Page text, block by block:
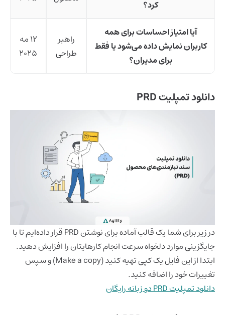
کرد؟
آیا امتیاز احساسات برای همه
کاربران نمایش داده می‌شود یا فقط
برای مدیران؟
راهبر
طراحی
۱۲ مه
۲۰۲۵
دانلود تمپلیت PRD
در زیر برای شما یک قالب آماده برای نوشتن PRD قرار داده‌ایم تا با
جایگزینی موارد دلخواه سرعت انجام کارهایتان را افزایش دهید.
ابتدا از این فایل یک کپی تهیه کنید (Make a copy) و سپس
تغییرات خود را اضافه کنید.
دانلود تمپلیت PRD دو زبانه رایگان